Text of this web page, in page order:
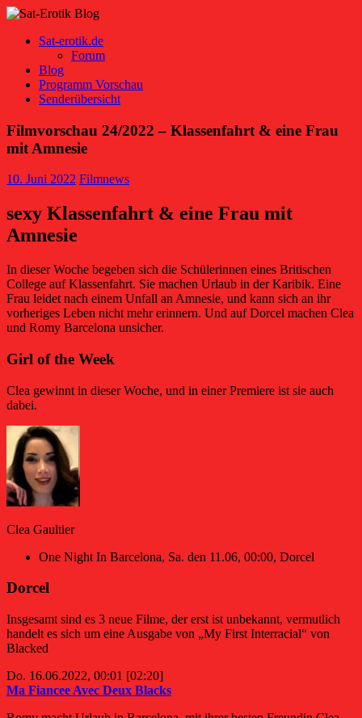
Sat-erotik.de
Forum
Blog
Programm Vorschau
Senderübersicht
Filmvorschau 24/2022 – Klassenfahrt & eine Frau
mit Amnesie
10. Juni 2022 Filmnews
sexy Klassenfahrt & eine Frau mit
Amnesie
In dieser Woche begeben sich die Schülerinnen eines Britischen
College auf Klassenfahrt. Sie machen Urlaub in der Karibik. Eine
Frau leidet nach einem Unfall an Amnesie, und kann sich an ihr
vorheriges Leben nicht mehr erinnern. Und auf Dorcel machen Clea
und Romy Barcelona unsicher.
Girl of the Week
Clea gewinnt in dieser Woche, und in einer Premiere ist sie auch
dabei.
Clea Gaultier
One Night In Barcelona, Sa. den 11.06, 00:00, Dorcel
Dorcel
Insgesamt sind es 3 neue Filme, der erst ist unbekannt, vermutlich
handelt es sich um eine Ausgabe von „My First Interracial“ von
Blacked
Do. 16.06.2022, 00:01 [02:20]
Ma Fiancee Avec Deux Blacks